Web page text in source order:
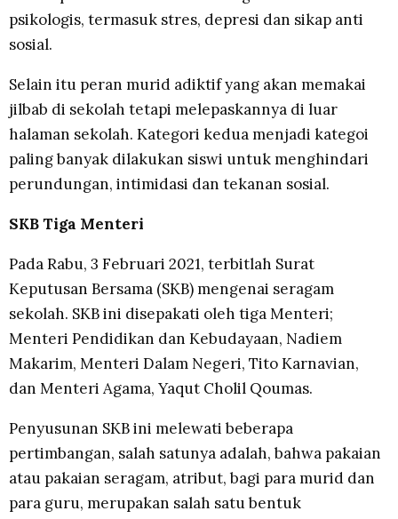
psikologis, termasuk stres, depresi dan sikap anti
sosial.
Selain itu peran murid adiktif yang akan memakai
jilbab di sekolah tetapi melepaskannya di luar
halaman sekolah. Kategori kedua menjadi kategoi
paling banyak dilakukan siswi untuk menghindari
perundungan, intimidasi dan tekanan sosial.
SKB Tiga Menteri
Pada Rabu, 3 Februari 2021, terbitlah Surat
Keputusan Bersama (SKB) mengenai seragam
sekolah. SKB ini disepakati oleh tiga Menteri;
Menteri Pendidikan dan Kebudayaan, Nadiem
Makarim, Menteri Dalam Negeri, Tito Karnavian,
dan Menteri Agama, Yaqut Cholil Qoumas.
Penyusunan SKB ini melewati beberapa
pertimbangan, salah satunya adalah, bahwa pakaian
atau pakaian seragam, atribut, bagi para murid dan
para guru, merupakan salah satu bentuk